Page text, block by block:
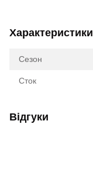
Характеристики
Сезон
Сток
Відгуки